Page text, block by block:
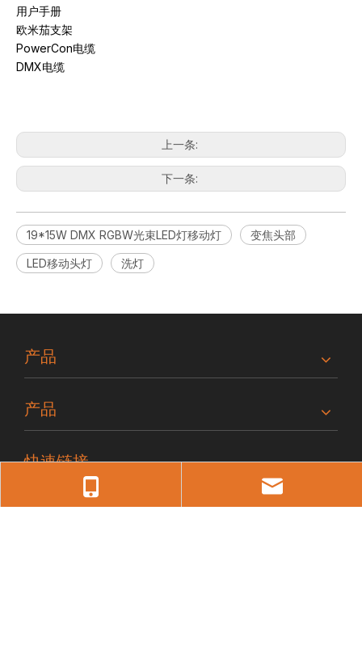
用户手册
欧米茄支架
PowerCon电缆
DMX电缆
上一条:
下一条:
19*15W DMX RGBW光束LED灯移动灯 变焦头部
LED移动头灯 洗灯
产品
产品
快速链接
联系我们